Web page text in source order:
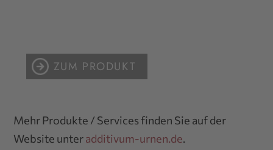
ZUM PRODUKT
Mehr Produkte / Services finden Sie auf der
Website unteradditivum-urnen.de.